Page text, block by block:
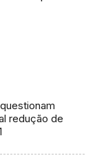
redução de